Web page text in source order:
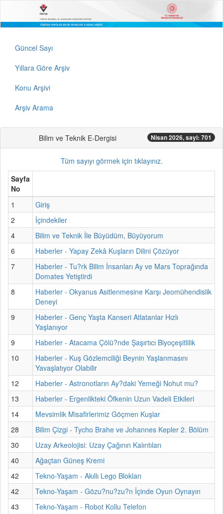
Güncel Sayı
Yıllara Göre Arşiv
Konu Arşivi
Arşiv Arama
Bilim ve Teknik E-Dergisi Nisan 2026, sayi: 701
Tüm sayıyı görmek için tıklayınız.
Sayfa
No
1
Giriş
2
İçindekiler
4
Bilim ve Teknik İle Büyüdüm, Büyüyorum
6
Haberler - Yapay Zekâ Kuşların Dilini Çözüyor
7
Haberler - Tu?rk Bilim İnsanları Ay ve Mars Toprağında
Domates Yetiştirdi
8
Haberler - Okyanus Asitlenmesine Karşı Jeomühendislik
Deneyi
9
Haberler - Genç Yaşta Kanseri Atlatanlar Hızlı
Yaşlanıyor
9
Haberler - Atacama Çölü?nde Şaşırtıcı Biyoçeşitlilik
10
Haberler - Kuş Gözlemciliği Beynin Yaşlanmasını
Yavaşlatıyor Olabilir
12
Haberler - Astronotların Ay?daki Yemeği Nohut mu?
13
Haberler - Ergenlikteki Öfkenin Uzun Vadeli Etkileri
14
Mevsimlik Misafirlerimiz Göçmen Kuşlar
28
Bilim Çizgi - Tycho Brahe ve Johannes Kepler 2. Bölüm
30
Uzay Arkeolojisi: Uzay Çağının Kalıntıları
40
Ağaçtan Güneş Kremi
42
Tekno-Yaşam - Akıllı Lego Blokları
42
Tekno-Yaşam - Gözu?nu?zu?n İçinde Oyun Oynayın
43
Tekno-Yaşam - Robot Kollu Telefon